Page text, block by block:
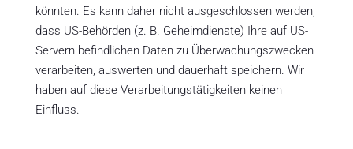
könnten. Es kann daher nicht ausgeschlossen werden,
dass US-Behörden (z. B. Geheimdienste) Ihre auf US-
Servern befindlichen Daten zu Überwachungszwecken
verarbeiten, auswerten und dauerhaft speichern. Wir
haben auf diese Verarbeitungstätigkeiten keinen
Einfluss.